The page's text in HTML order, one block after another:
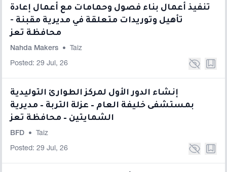
تنفيذ أعمال بناء فصول وحمامات مع أعمال إعادة
تأهيل وتوريدات متعلقة في مديرية مقبنة -
محافظة تعز
Nahda Makers • Taiz
Posted: 29 Jul, 26
إنشاء الدور الأول لمركز الطوارئ التوليدية
بمستشفى خليفة العام – عزلة التربة – مديرية
الشمايتين – محافظة تعز
BFD • Taiz
Posted: 29 Jul, 26